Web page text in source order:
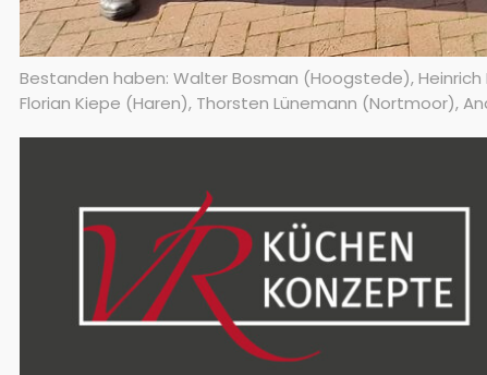
Bestanden haben: Walter Bosman (Hoogstede), Heinrich
Florian Kiepe (Haren), Thorsten Lünemann (Nortmoor),